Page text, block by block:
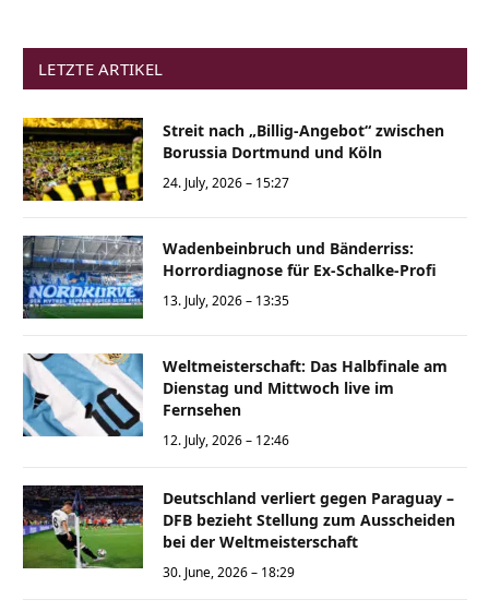
LETZTE ARTIKEL
Streit nach „Billig-Angebot“ zwischen
Borussia Dortmund und Köln
24. July, 2026 – 15:27
Wadenbeinbruch und Bänderriss:
Horrordiagnose für Ex-Schalke-Profi
13. July, 2026 – 13:35
Weltmeisterschaft: Das Halbfinale am
Dienstag und Mittwoch live im
Fernsehen
12. July, 2026 – 12:46
Deutschland verliert gegen Paraguay –
DFB bezieht Stellung zum Ausscheiden
bei der Weltmeisterschaft
30. June, 2026 – 18:29